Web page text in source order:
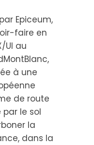
Epiceum,
faire en
UI au
à une
de route
le sol
la
dans la